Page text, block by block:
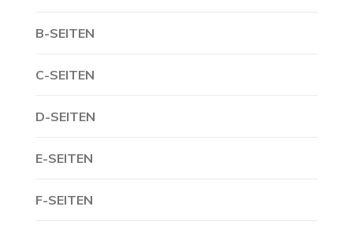
B-SEITEN
C-SEITEN
D-SEITEN
E-SEITEN
F-SEITEN